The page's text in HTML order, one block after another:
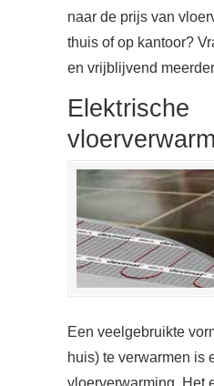
naar de prijs van
thuis of op kantoor?
en vrijblijvend
Elektrische
Een veelgebruikte
huis) te verwarmen is